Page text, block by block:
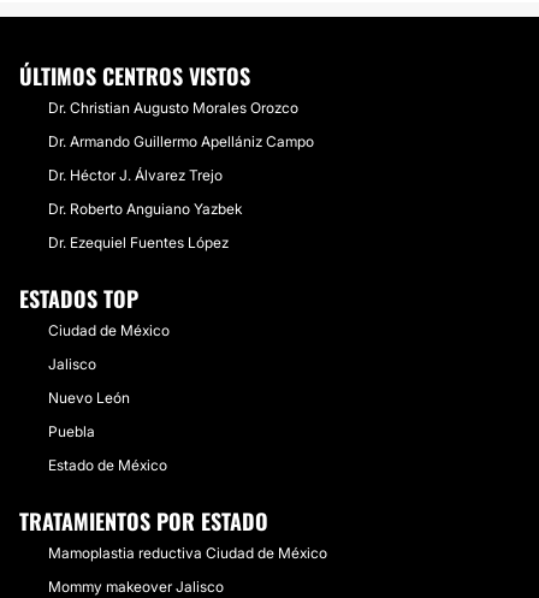
ÚLTIMOS CENTROS VISTOS
Dr. Christian Augusto Morales Orozco
Dr. Armando Guillermo Apellániz Campo
Dr. Héctor J. Álvarez Trejo
Dr. Roberto Anguiano Yazbek
Dr. Ezequiel Fuentes López
ESTADOS TOP
Ciudad de México
Jalisco
Nuevo León
Puebla
Estado de México
TRATAMIENTOS POR ESTADO
Mamoplastia reductiva Ciudad de México
Mommy makeover Jalisco